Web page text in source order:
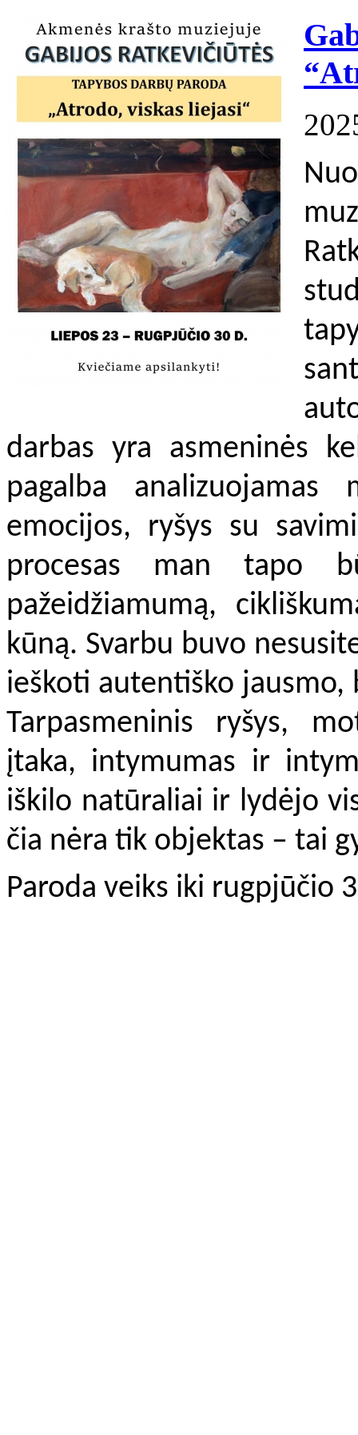
darbas yra asmeninės
pagalba
emocijos, ryšys su
procesas man tapo
pažeidžiamumą,
kūną. Svarbu buvo
ieškoti autentiško
Tarpasmeninis ryšys,
įtaka, intymumas ir
iškilo natūraliai ir lydėjo
čia nėra tik objektas – tai
Paroda veiks iki rugpjūčio